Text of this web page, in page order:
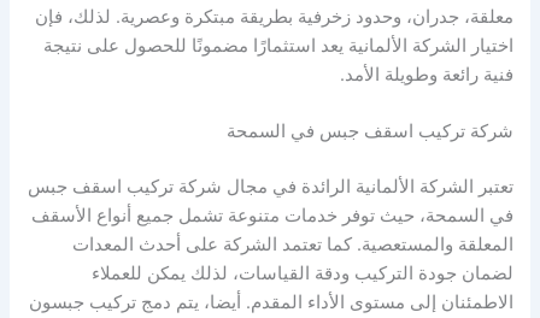
معلقة، جدران، وحدود زخرفية بطريقة مبتكرة وعصرية. لذلك، فإن
اختيار الشركة الألمانية يعد استثمارًا مضمونًا للحصول على نتيجة
فنية رائعة وطويلة الأمد.
شركة تركيب اسقف جبس في السمحة
تعتبر الشركة الألمانية الرائدة في مجال شركة تركيب اسقف جبس
في السمحة، حيث توفر خدمات متنوعة تشمل جميع أنواع الأسقف
المعلقة والمستعصية. كما تعتمد الشركة على أحدث المعدات
لضمان جودة التركيب ودقة القياسات، لذلك يمكن للعملاء
الاطمئنان إلى مستوى الأداء المقدم. أيضا، يتم دمج تركيب جبسون